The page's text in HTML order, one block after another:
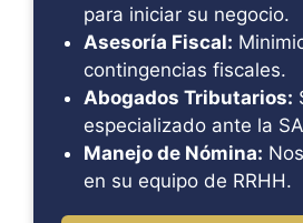
para iniciar su negocio.
Asesoría Fiscal:
contingencias fiscales.
Abogados Tributarios:
especializado ante la
Manejo de Nómina:
en su equipo de RRHH.